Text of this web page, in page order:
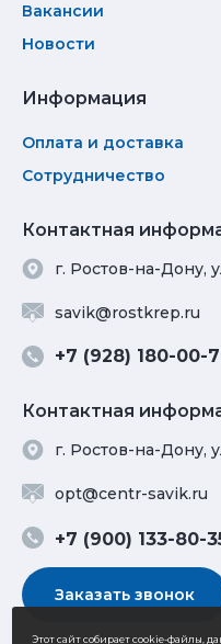
Вакансии
Новости
Информация
Оплата и доставка
Сотрудничество
Контактная
г. Ростов-на-Дону,
savik@rostkrep.ru
+7 (928) 180-00-
Контактная
г. Ростов-на-Дону,
opt@centr-savik.ru
+7 (900) 133-80-
Заказать звонок
Этот сайт собирает cookie-файлы,